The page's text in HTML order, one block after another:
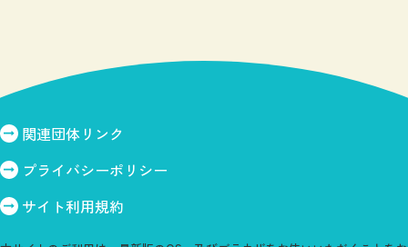
関連団体リンク
プライバシーポリシー
サイト利用規約